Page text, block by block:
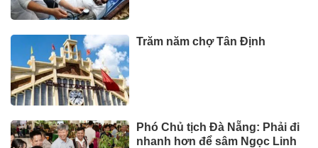
Trăm năm chợ Tân Định
Phó Chủ tịch Đà Nẵng: Phải đi
nhanh hơn để sâm Ngọc Linh